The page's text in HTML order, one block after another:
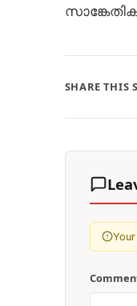
SHARE THIS